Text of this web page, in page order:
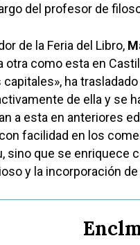
del profesor de
de la Feria del Libro,
otra como esta en
capitales», ha
de ella y se
a esta en anteriores
facilidad en los
sino que se enriquece
y la incorporación